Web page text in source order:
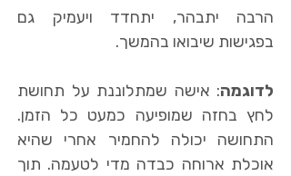
הרבה יתבהר, יתחדד ויעמיק גם
בפגישות שיבואו בהמשך.
לדוגמה: אישה שמתלוננת על תחושת
לחץ בחזה שמופיעה כמעט כל הזמן.
התחושה יכולה להחמיר אחרי שהיא
אוכלת ארוחה כבדה מדי לטעמה. תוך